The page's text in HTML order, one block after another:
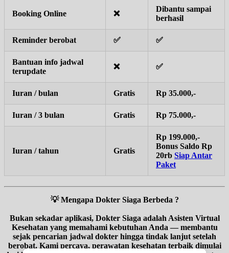
Booking Online ❌
Dibantu sampai
berhasil
Reminder berobat ✅ ✅
Bantuan info jadwal
terupdate
❌ ✅
Iuran / bulan Gratis Rp 35.000,-
Iuran / 3 bulan Gratis Rp 75.000,-
Iuran / tahun Gratis
Rp 199.000,-
Bonus Saldo Rp
20rb Siap Antar
Paket
💡Mengapa Dokter Siaga Berbeda ?
Bukan sekadar aplikasi, Dokter Siaga adalah Asisten Virtual
Kesehatan yang memahami kebutuhan Anda — membantu
sejak pencarian jadwal dokter hingga tindak lanjut setelah
berobat. Kami percaya, perawatan kesehatan terbaik dimulai